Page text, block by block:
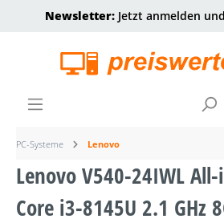
springen
Newsletter:Jetzt anmelden
PC-Systeme Lenovo
Lenovo V540-24IWL
Core i3-8145U 2.1 GHz